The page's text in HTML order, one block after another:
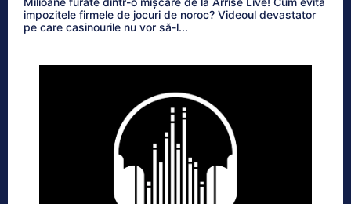
impozitele firmele de jocuri de noroc? Videoul devastator
pe care casinourile nu vor să-l...